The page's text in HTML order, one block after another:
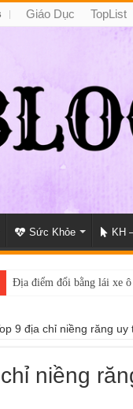
Giáo Dục TopList
Sức Khỏe KH
Địa điểm đổi bằng lái xe
9 địa chỉ niềng răng
niềng